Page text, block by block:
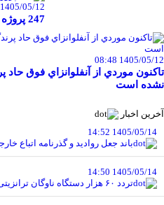
1405/05/12 08:50
247 پروژه عمراني در اروميه در حال اجراست
1405/05/12 08:48
تاکنون موردي از آنفلوانزاي فوق حاد
نشده است
آخرین اخبار
1405/05/14 14:52
باند جعل روادید و گذرنامه اتباع
1405/05/14 14:50
تردد ۶۰ هزار دستگاه ناوگان ترانزیتی از پایانه‌های مرزی آذربایجان ‌غربی